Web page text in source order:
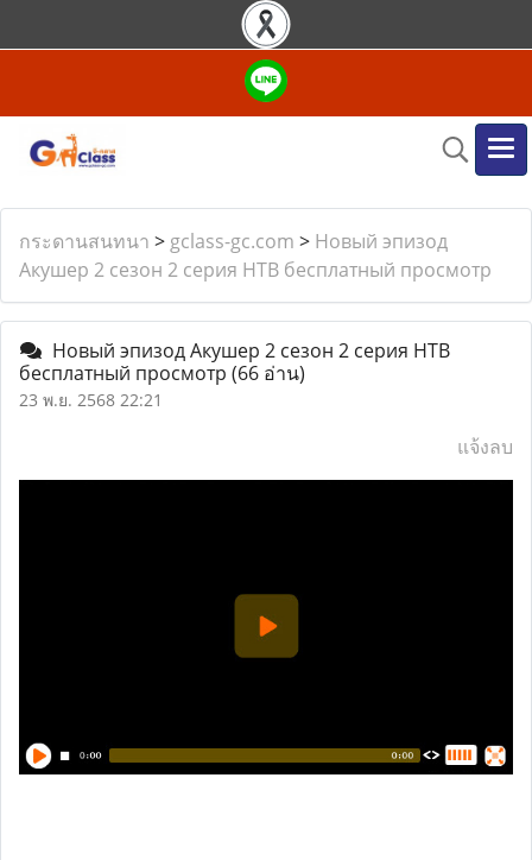
กระดานสนทนา > gclass-gc.com > Новый эпизод
Акушер 2 сезон 2 серия НТВ бесплатный просмотр
Новый эпизод Акушер 2 сезон 2 серия НТВ
бесплатный просмотр (66 อ่าน)
23 พ.ย. 2568 22:21
แจ้งลบ